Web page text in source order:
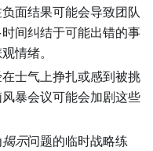
面结果可能会导致团队
间纠结于可能出错的事
情绪。
士气上挣扎或感到被挑
暴会议可能会加剧这些
揭示问题的临时战略练